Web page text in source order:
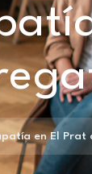
en El Prat